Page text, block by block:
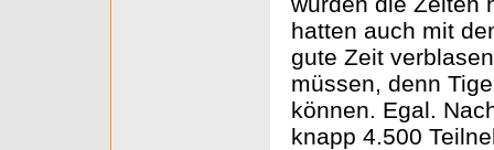
hatten auch mit
gute Zeit
müssen, denn
können. Egal.
knapp 4.500